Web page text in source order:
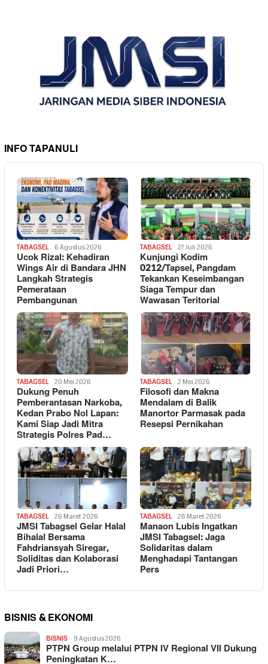
INFO TAPANULI
TABAGSEL 6 Agustus 2026
Ucok Rizal: Kehadiran
Wings Air di Bandara JHN
Langkah Strategis
Pemerataan
Pembangunan
TABAGSEL 27 Juli 2026
Kunjungi Kodim
0212/Tapsel, Pangdam
Tekankan Keseimbangan
Siaga Tempur dan
Wawasan Teritorial
TABAGSEL 20 Mei 2026
Dukung Penuh
Pemberantasan Narkoba,
Kedan Prabo Nol Lapan:
Kami Siap Jadi Mitra
Strategis Polres Pad…
TABAGSEL 2 Mei 2026
Filosofi dan Makna
Mendalam di Balik
Manortor Parmasak pada
Resepsi Pernikahan
TABAGSEL 26 Maret 2026
JMSI Tabagsel Gelar Halal
Bihalal Bersama
Fahdriansyah Siregar,
Soliditas dan Kolaborasi
Jadi Priori…
TABAGSEL 26 Maret 2026
Manaon Lubis Ingatkan
JMSI Tabagsel: Jaga
Solidaritas dalam
Menghadapi Tantangan
Pers
BISNIS & EKONOMI
BISNIS 9 Agustus 2026
PTPN Group melalui PTPN IV Regional VII Dukung
Peningkatan K…